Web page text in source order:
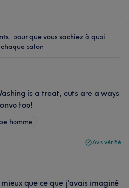
pour que vous sachiez à quoi
salon
is a treat, cuts are always
too!
homme
Avis vérifié
que ce que j'avais imaginé